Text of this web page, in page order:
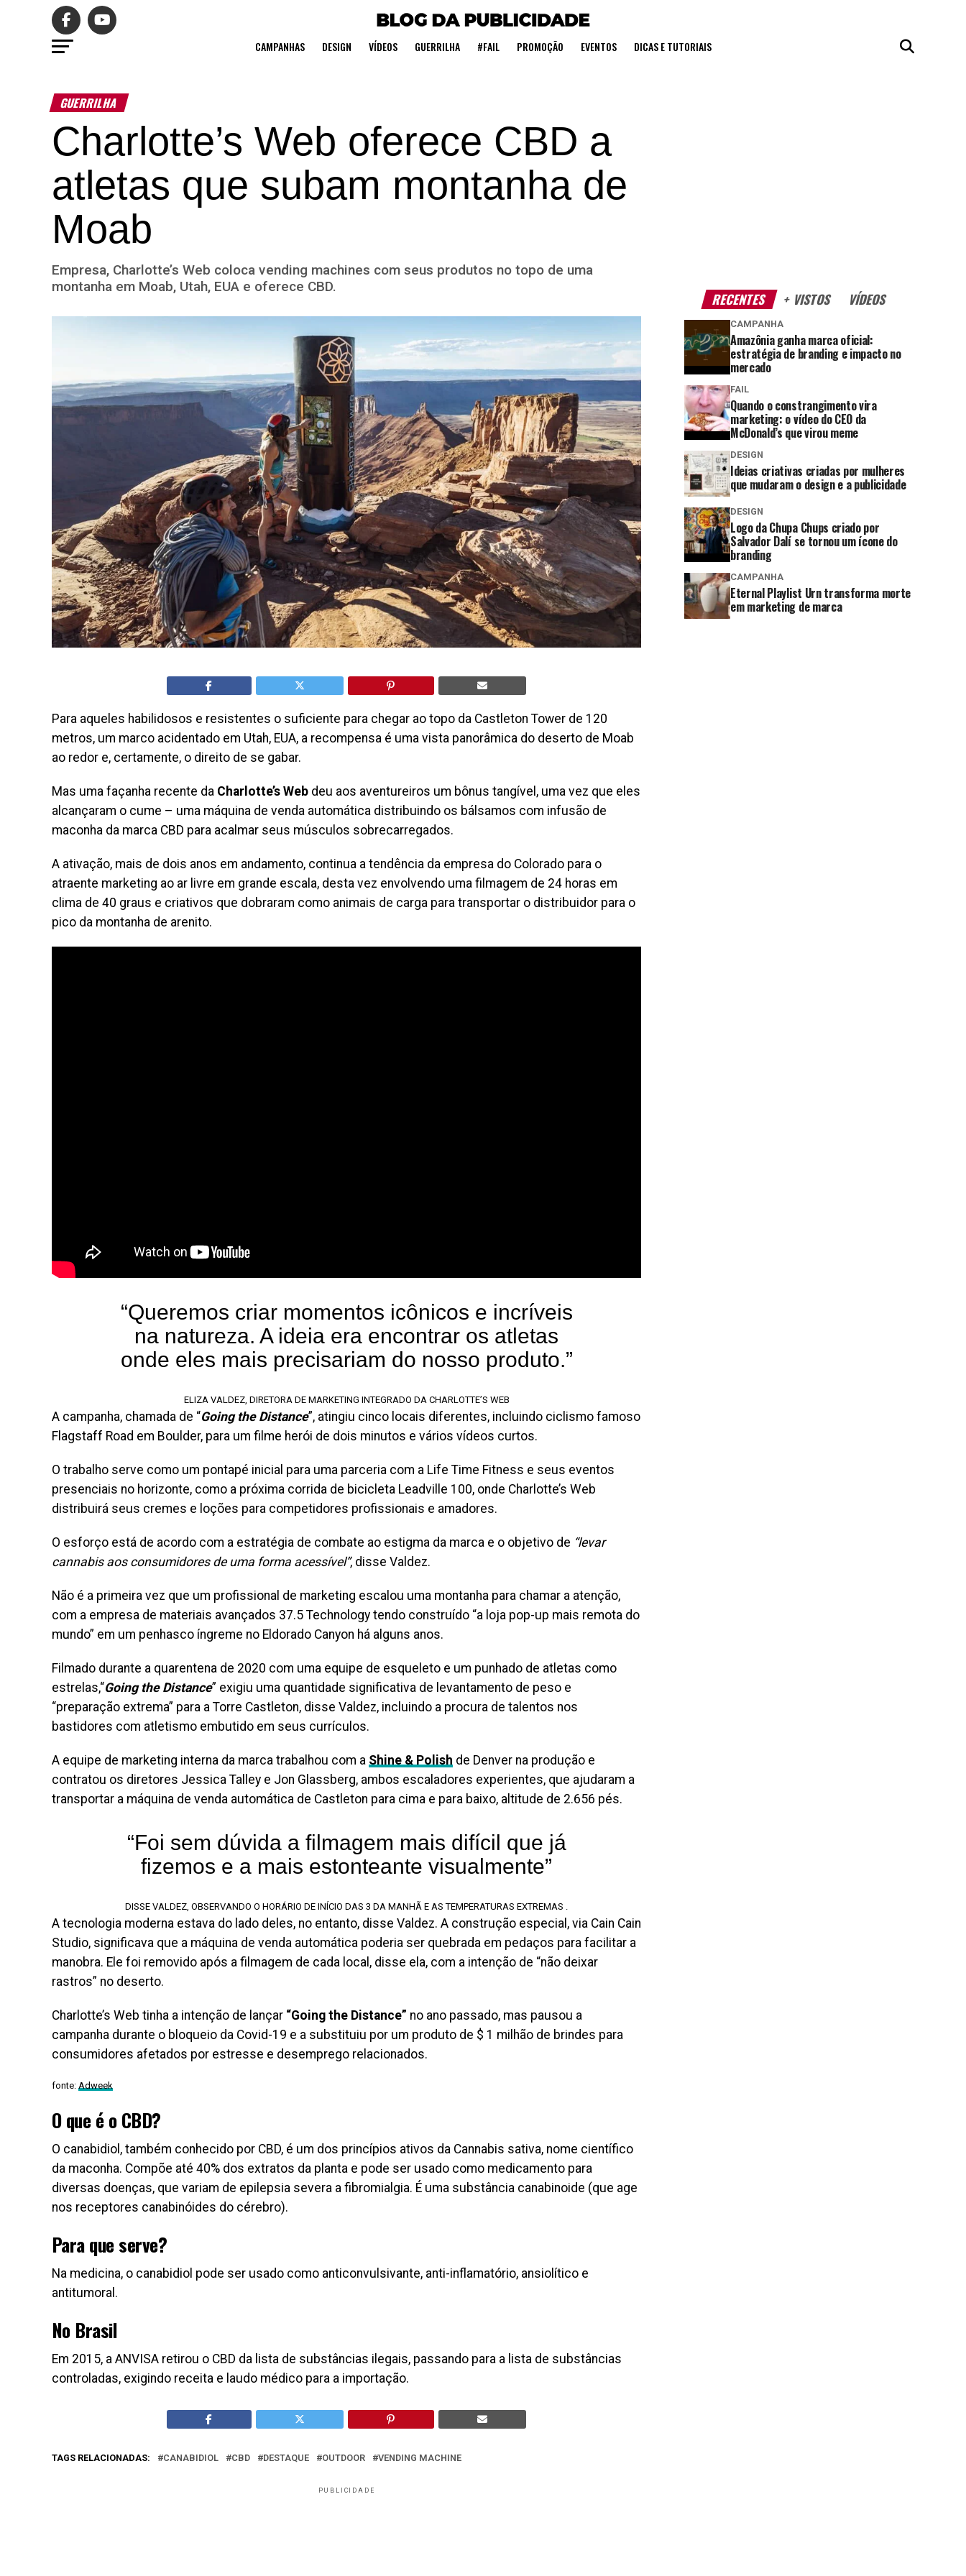
CAMPANHAS DESIGN VÍDEOS GUERRILHA #FAIL PROMOÇÃO EVENTOS DICAS E TUTORIAIS
GUERRILHA
Charlotte’s Web oferece CBD a
atletas que subam montanha de
Moab
Empresa, Charlotte’s Web coloca vending machines com seus produtos no topo de uma
montanha em Moab, Utah, EUA e oferece CBD.
Para aqueles habilidosos e resistentes o suficiente para chegar ao topo da Castleton Tower de 120
metros, um marco acidentado em Utah, EUA, a recompensa é uma vista panorâmica do deserto de Moab
ao redor e, certamente, o direito de se gabar.
Mas uma façanha recente da Charlotte’s Web deu aos aventureiros um bônus tangível, uma vez que eles
alcançaram o cume – uma máquina de venda automática distribuindo os bálsamos com infusão de
maconha da marca CBD para acalmar seus músculos sobrecarregados.
A ativação, mais de dois anos em andamento, continua a tendência da empresa do Colorado para o
atraente marketing ao ar livre em grande escala, desta vez envolvendo uma filmagem de 24 horas em
clima de 40 graus e criativos que dobraram como animais de carga para transportar o distribuidor para o
pico da montanha de arenito.
“Queremos criar momentos icônicos e incríveis
na natureza. A ideia era encontrar os atletas
onde eles mais precisariam do nosso produto.”
ELIZA VALDEZ, DIRETORA DE MARKETING INTEGRADO DA CHARLOTTE’S WEB
A campanha, chamada de “Going the Distance”, atingiu cinco locais diferentes, incluindo ciclismo famoso
Flagstaff Road em Boulder, para um filme herói de dois minutos e vários vídeos curtos.
O trabalho serve como um pontapé inicial para uma parceria com a Life Time Fitness e seus eventos
presenciais no horizonte, como a próxima corrida de bicicleta Leadville 100, onde Charlotte’s Web
distribuirá seus cremes e loções para competidores profissionais e amadores.
O esforço está de acordo com a estratégia de combate ao estigma da marca e o objetivo de “levar
cannabis aos consumidores de uma forma acessível”, disse Valdez.
Não é a primeira vez que um profissional de marketing escalou uma montanha para chamar a atenção,
com a empresa de materiais avançados 37.5 Technology tendo construído “a loja pop-up mais remota do
mundo” em um penhasco íngreme no Eldorado Canyon há alguns anos.
Filmado durante a quarentena de 2020 com uma equipe de esqueleto e um punhado de atletas como
estrelas,“Going the Distance” exigiu uma quantidade significativa de levantamento de peso e
“preparação extrema” para a Torre Castleton, disse Valdez, incluindo a procura de talentos nos
bastidores com atletismo embutido em seus currículos.
A equipe de marketing interna da marca trabalhou com a Shine & Polish de Denver na produção e
contratou os diretores Jessica Talley e Jon Glassberg, ambos escaladores experientes, que ajudaram a
transportar a máquina de venda automática de Castleton para cima e para baixo, altitude de 2.656 pés.
“Foi sem dúvida a filmagem mais difícil que já
fizemos e a mais estonteante visualmente”
DISSE VALDEZ, OBSERVANDO O HORÁRIO DE INÍCIO DAS 3 DA MANHÃ E AS TEMPERATURAS EXTREMAS ​​.
A tecnologia moderna estava do lado deles, no entanto, disse Valdez. A construção especial, via Cain Cain
Studio, significava que a máquina de venda automática poderia ser quebrada em pedaços para facilitar a
manobra. Ele foi removido após a filmagem de cada local, disse ela, com a intenção de “não deixar
rastros” no deserto.
Charlotte’s Web tinha a intenção de lançar “Going the Distance” no ano passado, mas pausou a
campanha durante o bloqueio da Covid-19 e a substituiu por um produto de $ 1 milhão de brindes para
consumidores afetados por estresse e desemprego relacionados.
fonte: Adweek
O que é o CBD?
O canabidiol, também conhecido por CBD, é um dos princípios ativos da Cannabis sativa, nome científico
da maconha. Compõe até 40% dos extratos da planta e pode ser usado como medicamento para
diversas doenças, que variam de epilepsia severa a fibromialgia. É uma substância canabinoide (que age
nos receptores canabinóides do cérebro).
Para que serve?
Na medicina, o canabidiol pode ser usado como anticonvulsivante, anti-inflamatório, ansiolítico e
antitumoral.
No Brasil
Em 2015, a ANVISA retirou o CBD da lista de substâncias ilegais, passando para a lista de substâncias
controladas, exigindo receita e laudo médico para a importação.
TAGS RELACIONADAS: CANABIDIOL CBD DESTAQUE OUTDOOR VENDING MACHINE
PUBLICIDADE
RECENTES + VISTOS VÍDEOS
CAMPANHA
Amazônia ganha marca oficial:
estratégia de branding e impacto no
mercado
FAIL
Quando o constrangimento vira
marketing: o vídeo do CEO da
McDonald’s que virou meme
DESIGN
Ideias criativas criadas por mulheres
que mudaram o design e a publicidade
DESIGN
Logo da Chupa Chups criado por
Salvador Dalí se tornou um ícone do
branding
CAMPANHA
Eternal Playlist Urn transforma morte
em marketing de marca